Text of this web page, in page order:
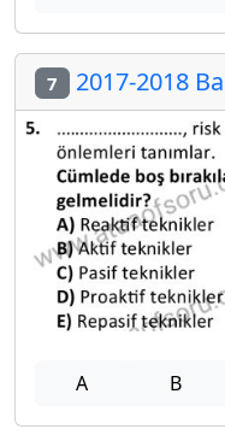
7 2017-2018
A B